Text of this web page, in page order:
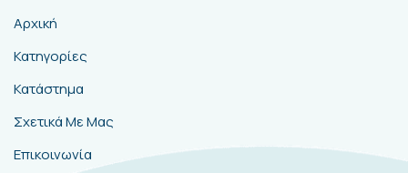
Αρχική
Κατηγορίες
Κατάστημα
Σχετικά Με Μας
Επικοινωνία